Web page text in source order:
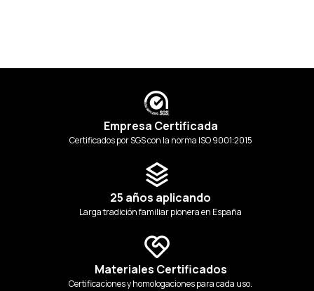
Empresa Certificada
Certificados por SGS con la norma ISO 9001:2015
25 años aplicando
Larga tradición familiar pionera en España
Materiales Certificados
Certificaciones y homologaciones para cada uso.